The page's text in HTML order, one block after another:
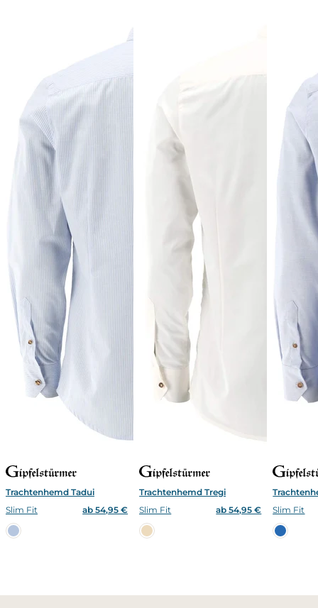
Trachtenhemd Tadui
Slim Fit
ab 54,95 €
Trachtenhemd Tregi
Slim Fit
ab 54,95 €
Slim Fit